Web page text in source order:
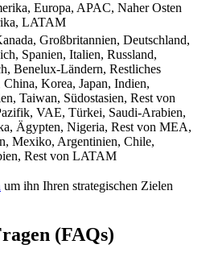
Europa, APAC, Naher Osten
LATAM
Großbritannien, Deutschland,
Spanien, Italien, Russland,
Benelux-Ländern, Restliches
China, Korea, Japan, Indien,
Taiwan, Südostasien, Rest von
VAE, Türkei, Saudi-Arabien,
Ägypten, Nigeria, Rest von MEA,
Mexiko, Argentinien, Chile,
Rest von LATAM
um ihn Ihren strategischen Zielen
(FAQs)